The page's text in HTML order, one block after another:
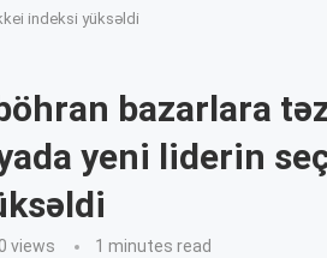
indeksi yüksəldi
bazarlara
yeni liderin
views 1 minutes read